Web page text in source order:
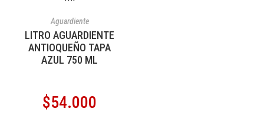
Aguardiente
LITRO AGUARDIENTE
ANTIOQUEÑO TAPA
AZUL 750 ML
$54.000